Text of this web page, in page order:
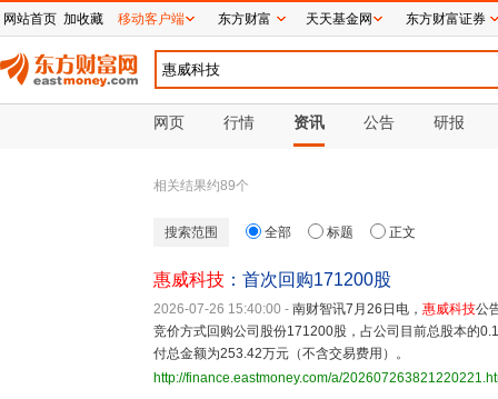
网页 行情 资讯 公告 研报
相关结果约89个
搜索范围 全部 标题 正文
惠威科技 ：首次回购171200股
2026-07-26 15:40:00 - 南财智讯7月26日电， 惠威科技公
竞价方式回购公司股份171200股，占公司目前总股本的
付总金额为253.42万元（不含交易费用）。
http://finance.eastmoney.com/a/
网站首页 加收藏 移动客户端 东方财富 天天基金网 东方财富证券